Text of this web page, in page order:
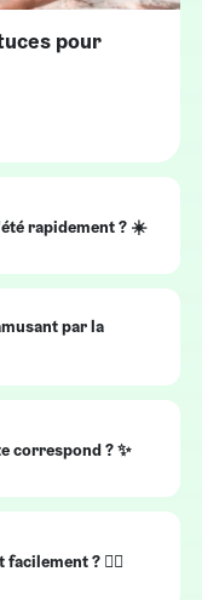
pour
rapidement ? ☀️
par la
correspond ? ✨
? 🤽‍♂️